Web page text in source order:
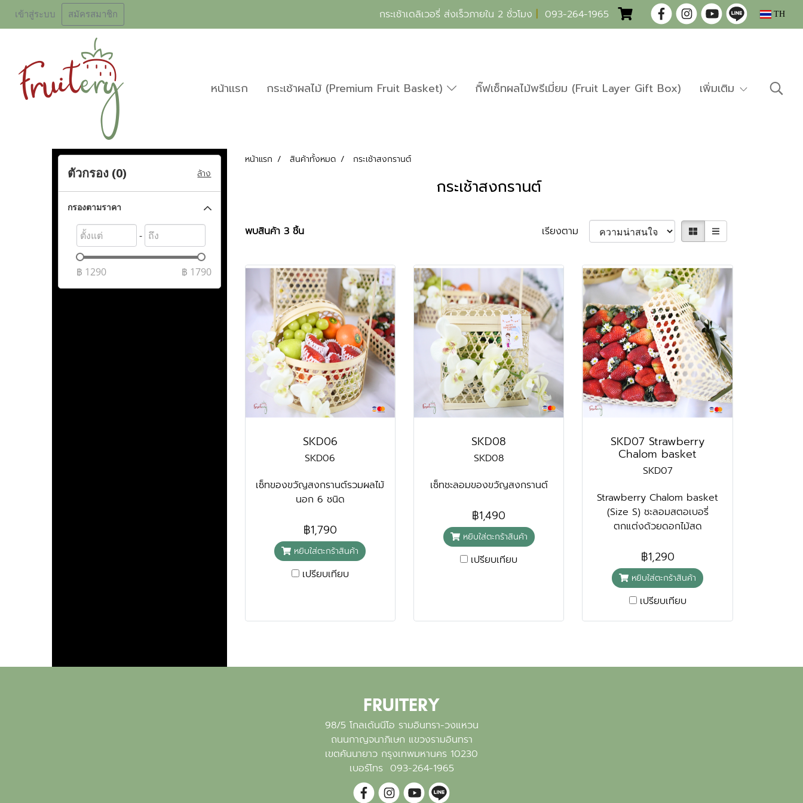
เข้าสู่ระบบ สมัครสมาชิก กระเช้าเดลิเวอรี่ ส่งเร็วภายใน 2 ชั่วโมง 093-264-1965 TH
หน้าเเรก กระเช้าผลไม้ (Premium Fruit Basket) กิ๊ฟเซ็ทผลไม้พรีเมี่ยม (Fruit Layer Gift Box) เพิ่มเติม
หน้าแรก สินค้าทั้งหมด กระเช้าสงกรานต์
กระเช้าสงกรานต์
พบสินค้า 3 ชิ้น เรียงตาม
SKD06
SKD06
เซ็ทของขวัญสงกรานต์รวมผลไม้
นอก 6 ชนิด
฿1,790
หยิบใส่ตะกร้าสินค้า
เปรียบเทียบ
SKD08
SKD08
เซ็ทชะลอมของขวัญสงกรานต์
฿1,490
หยิบใส่ตะกร้าสินค้า
เปรียบเทียบ
SKD07 Strawberry
Chalom basket
SKD07
Strawberry Chalom basket
(Size S) ชะลอมสตอเบอรี่
ตกแต่งด้วยดอกไม้สด
฿1,290
หยิบใส่ตะกร้าสินค้า
เปรียบเทียบ
ตัวกรอง (0) ล้าง
กรองตามราคา
-
฿ 1290 ฿ 1790
FRUITERY
98/5 โกลเด้นนีโอ รามอินทรา-วงแหวน
ถนนกาญจนาภิเษก แขวงรามอินทรา
เขตคันนายาว กรุงเทพมหานคร 10230
เบอร์โทร 093-264-1965